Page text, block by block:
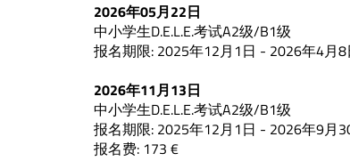
2026年05月22日
中小学生D.E.L.E.考试A2级/B1级
报名期限: 2025年12月1日 - 2026年4月8
2026年11月13日
中小学生D.E.L.E.考试A2级/B1级
报名期限: 2025年12月1日 - 2026年9月
报名费: 173 €